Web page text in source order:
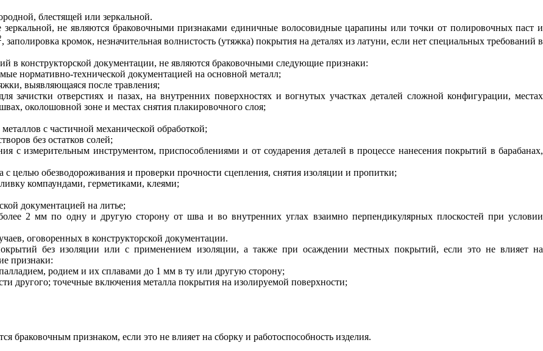
блестящей или зеркальной.
не являются браковочными признаками единичные волосовидные царапины или точки от полировочных паст и
, заполировка кромок, незначительная волнистость (утяжка) покрытия на деталях из латуни, если нет специальных требований в
в конструкторской документации, не являются браковочными следующие признаки:
нормативно-технической документацией на основной металл;
выявляющаяся после травления;
зачистки отверстиях и пазах, на внутренних поверхностях и вогнутых участках деталей сложной конфигурации, местах
околошовной зоне и местах снятия плакировочного слоя;
с частичной механической обработкой;
без остатков солей;
с измерительным инструментом, приспособлениями и от соударения деталей в процессе нанесения покрытий в барабанах,
целью обезводороживания и проверки прочности сцепления, снятия изоляции и пропитки;
компаундами, герметиками, клеями;
документацией на литье;
2 мм по одну и другую сторону от шва и во внутренних углах взаимно перпендикулярных плоскостей при условии
оговоренных в конструкторской документации.
без изоляции или с применением изоляции, а также при осаждении местных покрытий, если это не влияет на
признаки:
родием и их сплавами до 1 мм в ту или другую сторону;
другого; точечные включения металла покрытия на изолируемой поверхности;
признаком, если это не влияет на сборку и работоспособность изделия.